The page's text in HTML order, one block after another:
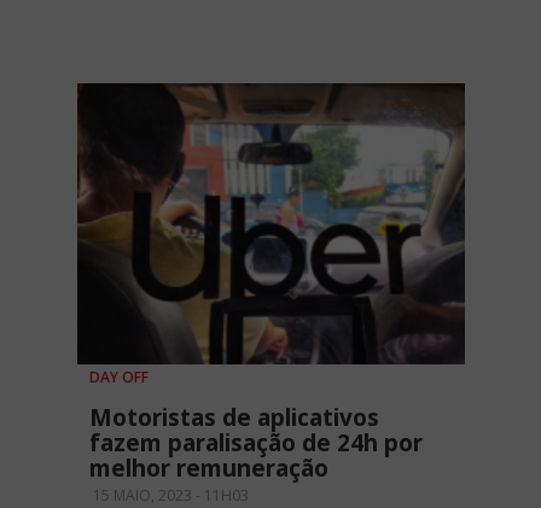
DAY OFF
Motoristas de aplicativos
fazem paralisação de 24h por
melhor remuneração
15 MAIO, 2023 - 11H03